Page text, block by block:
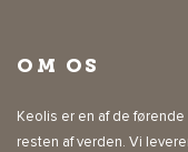
OM OS
Keolis er en af de
resten af verden. Vi